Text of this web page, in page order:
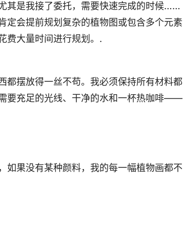
其是我接了委托，需要快速完成的时候……
定会提前规划复杂的植物图或包含多个元素
费大量时间进行规划。.
都摆放得一丝不苟。我必须保持所有材料都
要充足的光线、干净的水和一杯热咖啡——
如果没有某种颜料，我的每一幅植物画都不